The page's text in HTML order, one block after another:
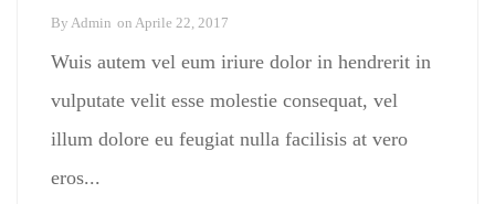
By Admin on Aprile 22, 2017
Wuis autem vel eum iriure dolor in hendrerit in
vulputate velit esse molestie consequat, vel
illum dolore eu feugiat nulla facilisis at vero
eros...